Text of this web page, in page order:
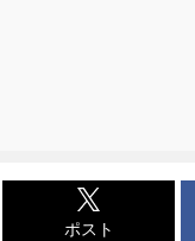
ポスト